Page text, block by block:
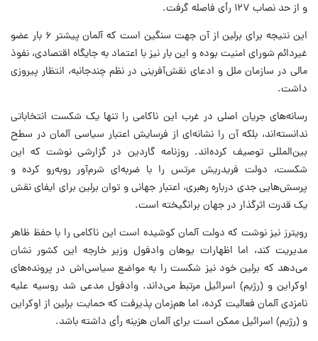
و از حد نصاب ۱۲۷ رأی فاصله گرفت.
این نتیجه برای برلین از آن جهت سنگین است که آلمان پیشتر ۶ بار عضو
غیردائم شورای امنیت بوده و این بار نیز با اعتماد به جایگاه اقتصادی، نفوذ
مالی در سازمان ملل و ادعای نقش‌آفرینی در نظم چندجانبه، انتظار پیروزی
داشت.
رسانه‌های جریان اصلی در غرب این ناکامی را تنها یک شکست انتخاباتی
ندانسته‌اند، بلکه آن را نشانه‌ای از فرسایش اعتبار سیاسی آلمان در سطح
بین‌المللی توصیف کرده‌اند. روزنامه گاردین در گزارشی نوشت که این
شکست، دولت فریدریش مرتس را با ضربه‌ای شرم‌آور روبه‌رو کرده و
پرسش‌هایی جدی درباره رهبری، اعتبار جهانی و توان برلین برای ایفای نقش
یک قدرت اثرگذار در جهان برانگیخته است.
رویترز نیز نوشت که دولت آلمان کوشیده است این ناکامی را با حفظ ظاهر
مدیریت کند، اما اظهارات یوهان وادفول وزیر خارجه این کشور نشان
می‌دهد که برلین خود نیز شکست را به مواضع سیاسی‌اش در پرونده‌های
اوکراین و (رژیم) اسرائیل مرتبط می‌داند. وادفول مدعی شد روسیه علیه
نامزدی آلمان فعالیت کرده، اما هم‌زمان پذیرفت که حمایت برلین از اوکراین
و (رژیم) اسرائیل ممکن است برای آلمان هزینه رأی داشته باشد.